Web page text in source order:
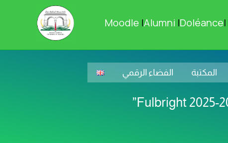
Moodle |Alumni |Doléance|
المكتبة الفضاء الرقمي